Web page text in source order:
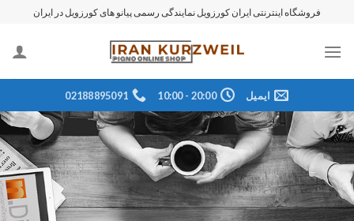
محتوا
فروشگاه اینترنتی ایران کورزویل نمایندگی رسمی پیانو های کورزویل در ایران
ایمیل 20:00 - 10:00
02188895091